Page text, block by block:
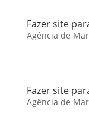
Fazer site
Agência de
Fazer site
Agência de